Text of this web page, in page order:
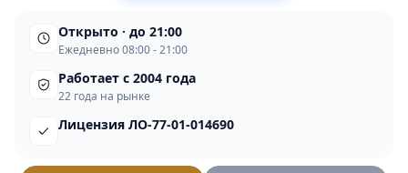
Открыто · до 21:00
Ежедневно 08:00 - 21:00
Работает с 2004 года
22 года на рынке
Лицензия ЛО-77-01-014690